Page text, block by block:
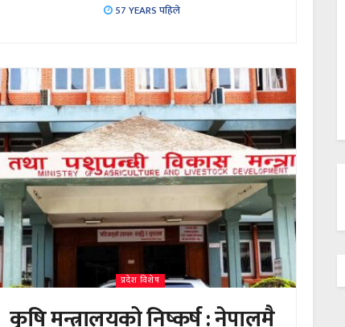
57 YEARS पहिले
प्रदेश विशेष
कृषि मन्त्रालयको निष्कर्ष : नेपालमै